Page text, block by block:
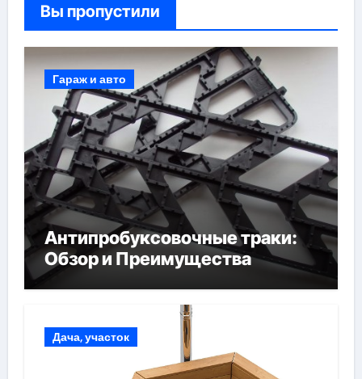
Вы пропустили
Гараж и авто
Антипробуксовочные траки:
Обзор и Преимущества
Дача, участок